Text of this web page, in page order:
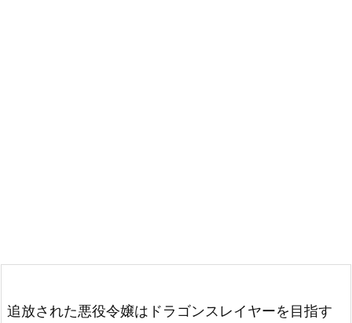
追放された悪役令嬢はドラゴンスレイヤーを目指す